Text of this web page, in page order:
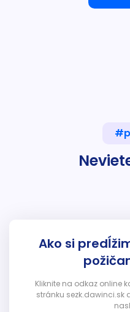
Ako si
Kliknite na odkaz online
stránku sezk.dawinci.sk